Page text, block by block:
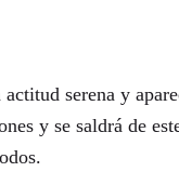
serena y
y se saldrá de